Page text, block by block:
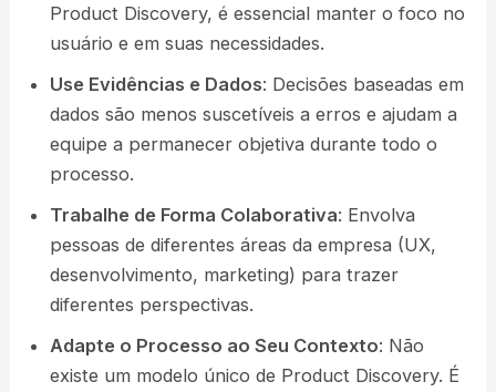
Product Discovery, é essencial manter o foco no
usuário e em suas necessidades.
Use Evidências e Dados: Decisões baseadas em
dados são menos suscetíveis a erros e ajudam a
equipe a permanecer objetiva durante todo o
processo.
Trabalhe de Forma Colaborativa: Envolva
pessoas de diferentes áreas da empresa (UX,
desenvolvimento, marketing) para trazer
diferentes perspectivas.
Adapte o Processo ao Seu Contexto: Não
existe um modelo único de Product Discovery. É